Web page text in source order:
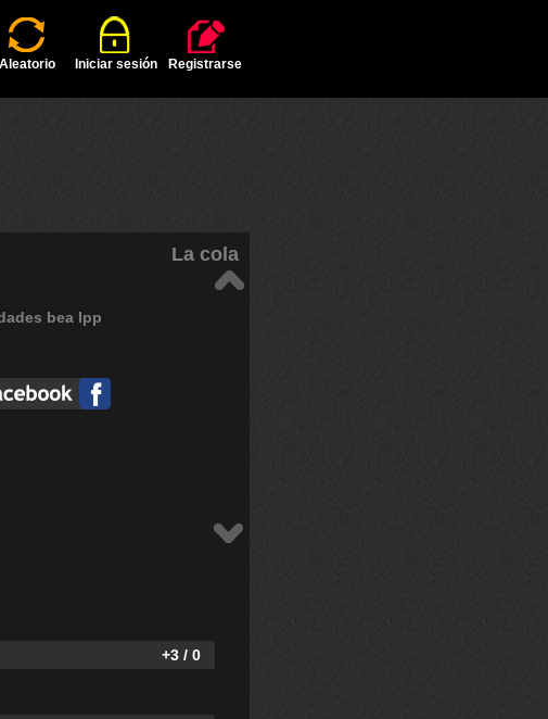
Aleatorio Iniciar sesión Registrarse
La cola
bea lpp
+3 / 0